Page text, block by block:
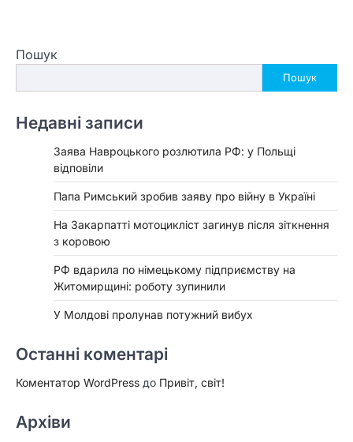
Пошук
Пошук
Недавні записи
Заява Навроцького розлютила РФ: у Польщі
відповіли
Папа Римський зробив заяву про війну в Україні
На Закарпатті мотоцикліст загинув після зіткнення
з коровою
РФ вдарила по німецькому підприємству на
Житомирщині: роботу зупинили
У Молдові пролунав потужний вибух
Останні коментарі
Коментатор WordPress до Привіт, світ!
Архіви